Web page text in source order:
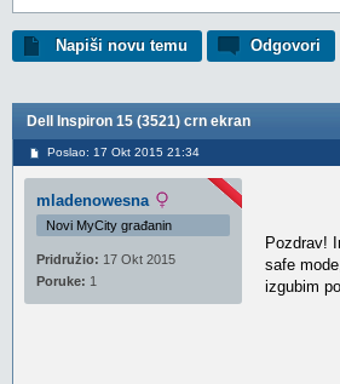
Napiši novu temu Odgovori
Dell Inspiron 15 (3521) crn ekran
Poslao: 17 Okt 2015 21:34
mladenowesna
Novi MyCity građanin
Pridružio: 17 Okt 2015
Poruke: 1
Pozdrav!
safe
izgubim